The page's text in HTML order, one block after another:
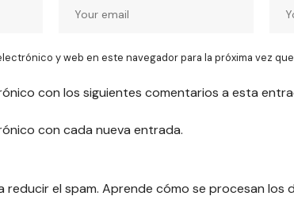
y web en este navegador para la próxima vez
con los siguientes comentarios a esta
con cada nueva entrada.
reducir el spam. Aprende cómo se procesan los